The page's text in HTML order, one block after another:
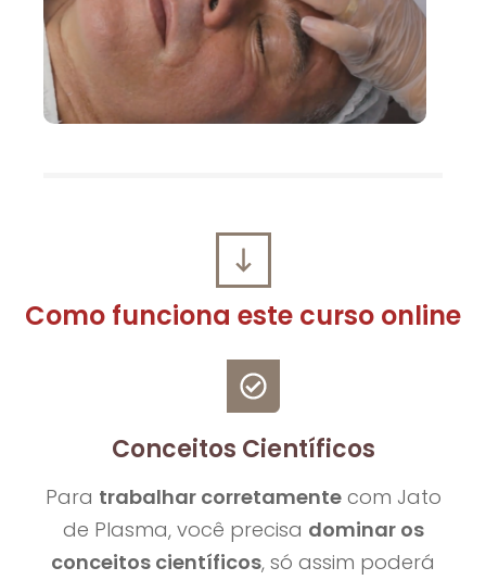
Como funciona este curso online
Conceitos Científicos
Para trabalhar corretamentecom Jato
de Plasma, você precisa dominar os
conceitos científicos, só assim poderá